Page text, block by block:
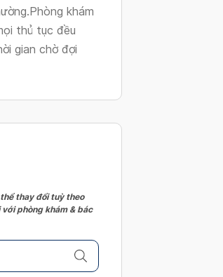
khám
thủ tục đều
gian chờ đợi
thay đổi tuỳ theo
phòng khám & bác